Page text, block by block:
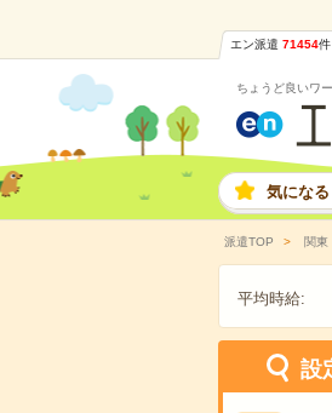
エン派遣 71454件
ちょうど良いワ
気にな
派遣TOP 関東
平均時給:
設